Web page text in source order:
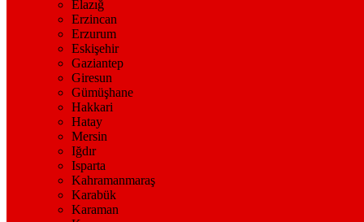
Elazığ
Erzincan
Erzurum
Eskişehir
Gaziantep
Giresun
Gümüşhane
Hakkari
Hatay
Mersin
Iğdır
Isparta
Kahramanmaraş
Karabük
Karaman